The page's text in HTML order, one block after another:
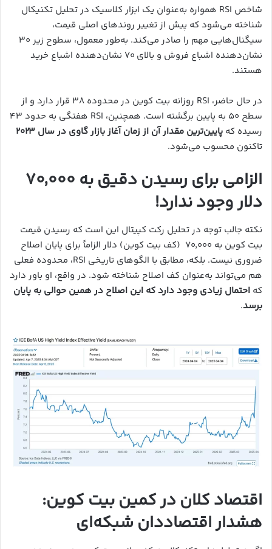
شاخص RSI همواره به‌عنوان یک ابزار کلاسیک در تحلیل تکنیکال
شناخته می‌شود که پیش از تغییر روندهای اصلی قیمت،
سیگنال‌هایی مهم را صادر می‌کند. به‌طور معمول، سطوح زیر ۳۰
نشان‌دهنده اشباع فروش و بالای ۷۰ نشان‌دهنده اشباع خرید
هستند.
در حال حاضر، RSI روزانه بیت کوین در محدوده ۳۸ قرار دارد و از
سطح ۵۰ به پایین برگشته است. همچنین، RSI هفتگی به حدود ۴۳
رسیده که پایین‌ترین مقدار آن از زمان آغاز بازار گاوی در سال ۲۰۲۳
تاکنون محسوب می‌شود.
الزامی برای رسیدن دقیق به ۷۰٬۰۰۰
دلار وجود ندارد!
نکته جالب توجه در تحلیل رکت کپیتال این است که رسیدن قیمت
بیت کوین به ۷۰٬۰۰۰ (کف بیت کوین) دلار الزاماً برای پایان اصلاح
ضروری نیست. بلکه، مطابق با الگوهای تاریخی RSI، محدوده فعلی
هم می‌تواند به‌عنوان کف اصلاح شناخته شود. در واقع، او باور دارد
که احتمال زیادی وجود دارد که این اصلاح در همین حوالی به پایان
برسد.
اقتصاد کلان در کمین بیت کوین:
هشدار اقتصاددان شبکه‌ای